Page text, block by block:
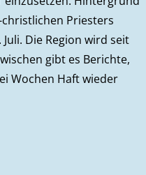
Priesters
Die Region wird seit
gibt es Berichte,
Wochen Haft wieder